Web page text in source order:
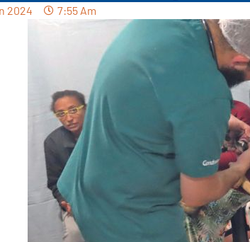
2024 7:55 Am